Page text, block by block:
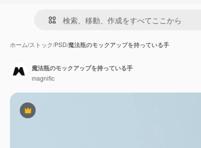
ホーム/ストック/PSD/魔法瓶のモックアップを持っている手
Premium
魔法瓶のモックアップを持っている手
magnific